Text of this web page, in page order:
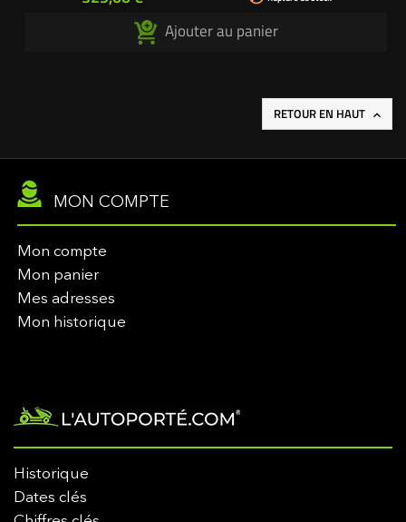
Ajouter au panier
RETOUR EN HAUT 
MON COMPTE
Mon compte
Mon panier
Mes adresses
Mon historique
Historique
Dates clés